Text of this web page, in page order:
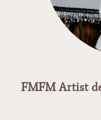
FMFM Artist